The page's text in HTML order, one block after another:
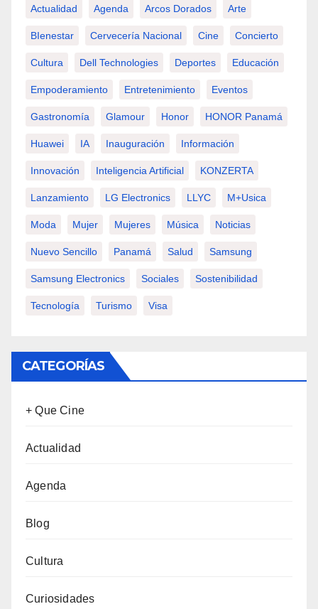
Actualidad Agenda Arcos Dorados Arte
BIenestar Cervecería Nacional Cine Concierto
Cultura Dell Technologies Deportes Educación
Empoderamiento Entretenimiento Eventos
Gastronomía Glamour Honor HONOR Panamá
Huawei IA Inauguración Información
Innovación Inteligencia Artificial KONZERTA
Lanzamiento LG Electronics LLYC M+usica
Moda Mujer Mujeres Música Noticias
Nuevo Sencillo Panamá Salud Samsung
Samsung Electronics Sociales Sostenibilidad
Tecnología Turismo Visa
CATEGORÍAS
+ Que Cine
Actualidad
Agenda
Blog
Cultura
Curiosidades